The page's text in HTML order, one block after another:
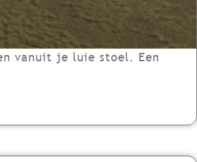
vanuit je luie stoel. Een